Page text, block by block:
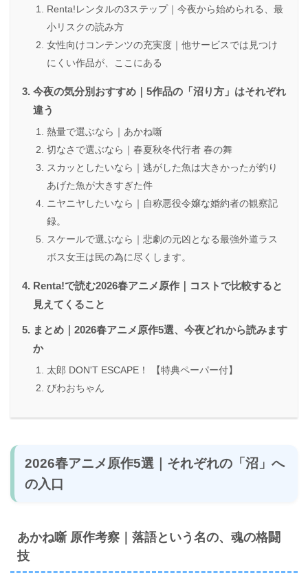
Renta!レンタルの3ステップ｜今夜から始められる、最
小リスクの読み方
女性向けコンテンツの充実度｜他サービスでは見つけ
にくい作品が、ここにある
今夜の気分別おすすめ｜5作品の「沼り方」はそれぞれ
違う
熱量で選ぶなら｜あかね噺
切なさで選ぶなら｜春夏秋冬代行者 春の舞
スカッとしたいなら｜逃がした魚は大きかったが釣り
あげた魚が大きすぎた件
ニヤニヤしたいなら｜自称悪役令嬢な婚約者の観察記
録。
スケールで選ぶなら｜悲劇の元凶となる最強外道ラス
ボス女王は民の為に尽くします。
Renta!で読む2026春アニメ原作｜コストで比較すると
見えてくること
まとめ｜2026春アニメ原作5選、今夜どれから読みます
か
太郎 DON'T ESCAPE！ 【特典ペーパー付】
びわおちゃん
2026春アニメ原作5選｜それぞれの「沼」へ
の入口
あかね噺 原作考察｜落語という名の、魂の格闘
技